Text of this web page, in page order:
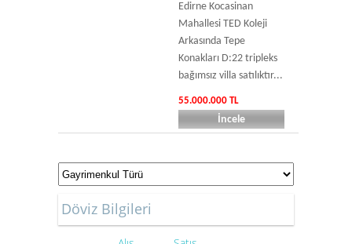
Edirne Kocasinan
Mahallesi TED Koleji
Arkasında Tepe
Konakları D:22 tripleks
bağımsız villa satılıktır...
55.000.000 TL
İncele
Döviz Bilgileri